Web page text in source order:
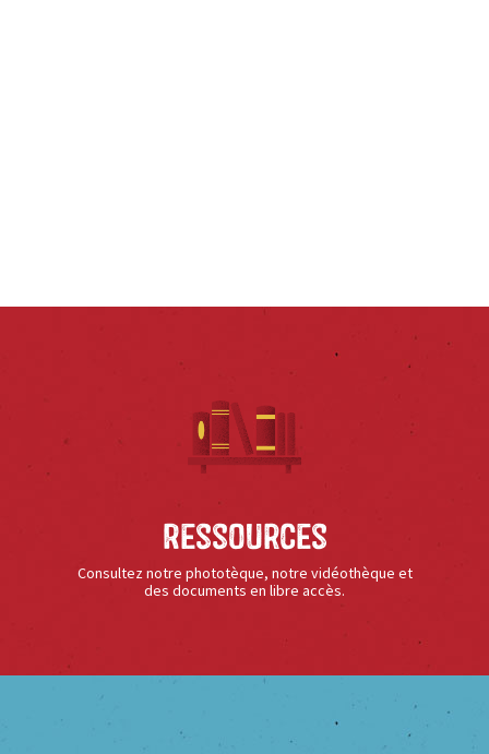
Ressources
Consultez notre phototèque, notre vidéothèque et
des documents en libre accès.